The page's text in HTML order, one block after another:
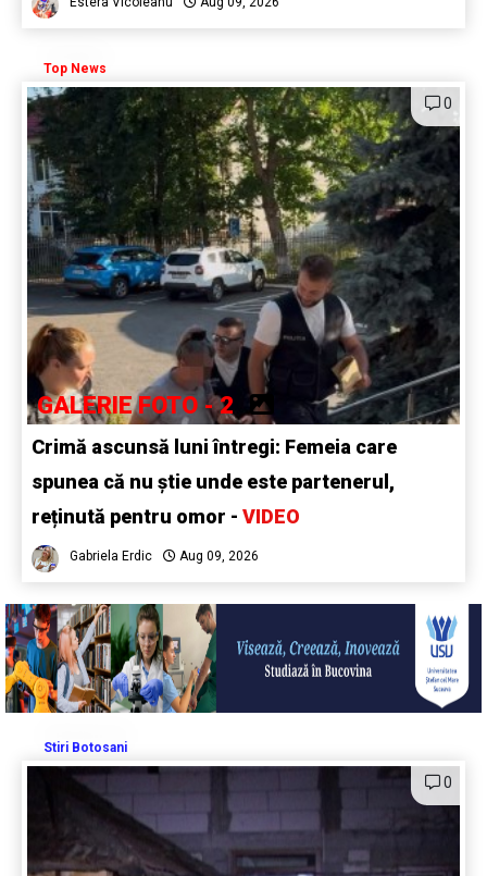
Top News
0
GALERIE FOTO - 2
Crimă ascunsă luni întregi: Femeia care
spunea că nu știe unde este partenerul,
reținută pentru omor - VIDEO
Gabriela Erdic Aug 09, 2026
Stiri Botosani
0